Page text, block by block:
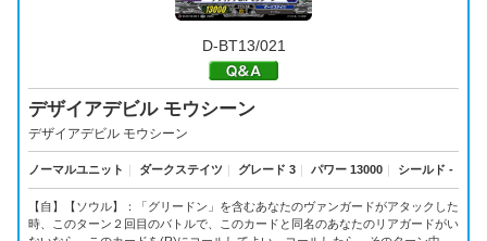
D-BT13/021
デザイアデビル モウシーン
デザイアデビル モウシーン
ノーマルユニット ダークステイツ グレード 3 パワー 13000 シールド -
【自】【ソウル】：「グリードン」を含むあなたのヴァンガードがアタックした
時、このターン２回目のバトルで、このカードと同名のあなたのリアガードがい